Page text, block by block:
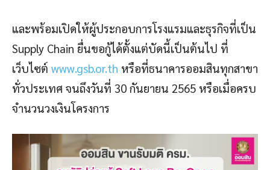
และพร้อมเปิดให้ผู้ประกอบการโรงแรมและธุรกิจที่เป็น
Supply Chain ยื่นขอกู้ได้ตั้งแต่บัดนี้เป็นต้นไป ที่
เว็บไซต์ www.gsb.or.th หรือที่ธนาคารออมสินทุกสาขา
ทั่วประเทศ จนถึงวันที่ 30 กันยายน 2565 หรือเมื่อครบ
จำนวนวงเงินโครงการ